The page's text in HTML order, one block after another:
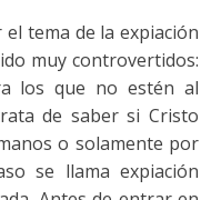
tema de la expiación
muy controvertidos:
los que no estén al
de saber si Cristo
o solamente por
se llama expiación